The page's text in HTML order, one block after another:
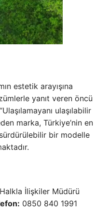
estetik arayışına
yanıt veren öncü
ulaşılabilir
marka, Türkiye’nin en
bir modelle
İlişkiler Müdürü
0850 840 1991